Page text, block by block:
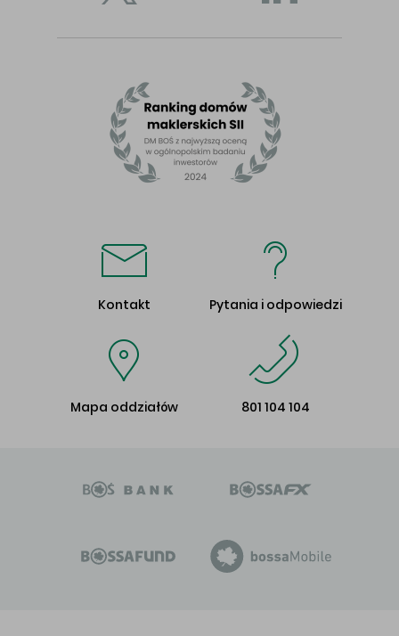
Kontakt Pytania i odpowiedzi
Mapa oddziałów 801 104 104